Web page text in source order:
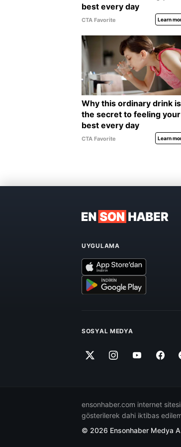
UYGULAMA
SOSYAL MEDYA
ensonhaber.com internet
gösterilerek dahi iktibas
© 2026 Ensonhaber Medya